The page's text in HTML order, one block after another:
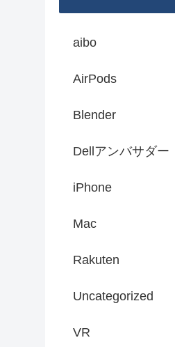
aibo
AirPods
Blender
Dellアンバサダー
iPhone
Mac
Rakuten
Uncategorized
VR